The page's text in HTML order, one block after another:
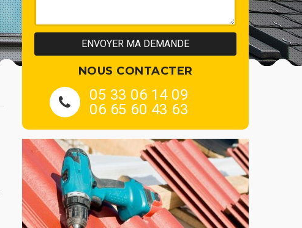
NOUS CONTACTER
05 33 06 14 09
06 65 60 43 63